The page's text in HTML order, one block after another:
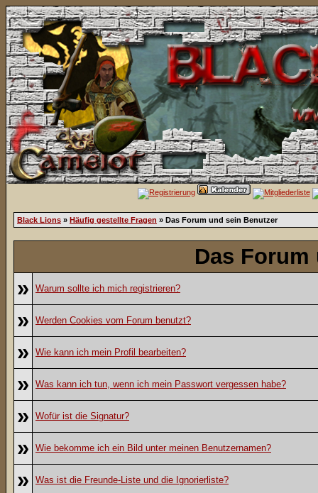
Black Lions » Häufig gestellte Fragen » Das Forum und sein Benutzer
Das
»
Warum sollte ich mich registrieren?
» Werden Cookies vom Forum benutzt?
» Wie kann ich mein Profil bearbeiten?
» Was kann ich tun, wenn ich mein Passwort vergessen habe?
» Wofür ist die Signatur?
» Wie bekomme ich ein Bild unter meinen Benutzernamen?
» Was ist die Freunde-Liste und die Ignorierliste?